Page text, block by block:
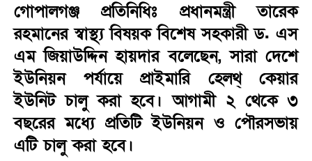
গোপালগঞ্জ প্রতিনিধিঃ প্রধানমন্ত্রী তারেক
রহমানের স্বাস্থ্য বিষয়ক বিশেষ সহকারী ড. এস
এম জিয়াউদ্দিন হায়দার বলেছেন, সারা দেশে
ইউনিয়ন পর্যায়ে প্রাইমারি হেলথ্ কেয়ার
ইউনিট চালু করা হবে। আগামী ২ থেকে ৩
বছরের মধ্যে প্রতিটি ইউনিয়ন ও পৌরসভায়
এটি চালু করা হবে।